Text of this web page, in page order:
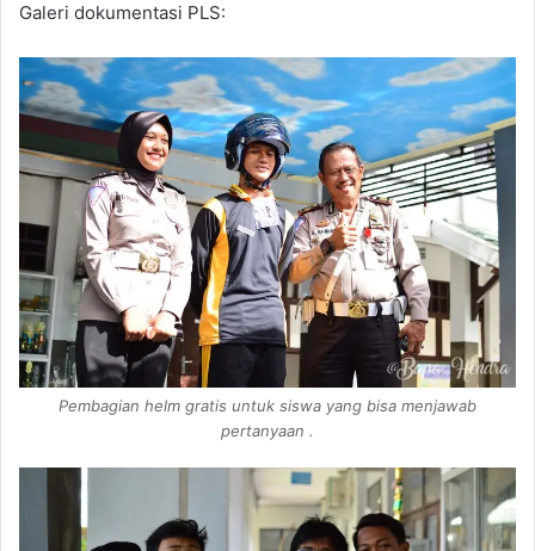
Galeri dokumentasi PLS:
Pembagian helm gratis untuk siswa yang bisa menjawab
pertanyaan .